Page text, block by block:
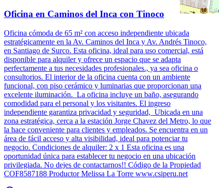
Oficina en Caminos del Inca con Tinoco
Oficina cómoda de 65 m² con acceso independiente ubicada
estratégicamente en la Av. Caminos del Inca y Av. Andrés Tinoco,
en Santiago de Surco. Esta oficina, ideal para uso comercial, está
disponible para alquiler y ofrece un espacio que se adapta
perfectamente a tus necesidades profesionales., ya sea oficina o
consultorios. El interior de la oficina cuenta con un ambiente
funcional, con piso cerámico y luminarias que proporcionan una
excelente iluminación. La oficina incluye un baño, asegurando
comodidad para el personal y los visitantes. El ingreso
independiente garantiza privacidad y seguridad, Ubicada en una
zona estratégica, cerca a la estación Jorge Chavez del Metro, lo que
la hace conveniente para clientes y empleados. Se encuentra en un
área de fácil acceso y alta visibilidad, ideal para potenciar tu
negocio. Condiciones de alquiler: 2 x 1 Esta oficina es una
oportunidad única para establecer tu negocio en una ubicación
privilegiada. No dejes de contactarnos!! Código de la Propiedad
COF8587188 Productor Melissa La Torre www.csiperu.net